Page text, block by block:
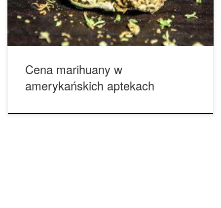
zawiera w sobie wszystkie koszty związane […]
Cena marihuany w
amerykańskich aptekach